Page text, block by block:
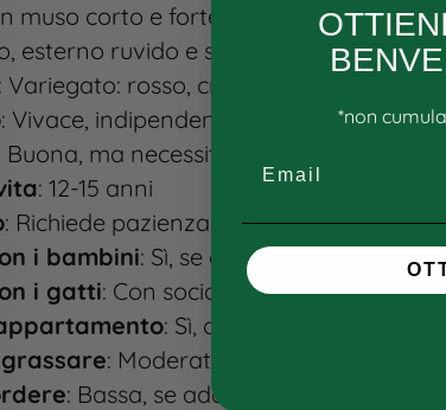
muso corto e forte
esterno ruvido e sottopelo morbido
Variegato: rosso, crema, grigio, nero, ecc.
: Vivace, indipendente, affettuoso
Buona, ma necessita di socializzazione
: 12-15 anni
: Richiede pazienza, positivo e coerente
i bambini: Sì, se cresciuto con loro
i gatti: Con socializzazione precoce
: Sì, con sufficiente
: Moderata, richiede una dieta
: Bassa, se addestrato
*non